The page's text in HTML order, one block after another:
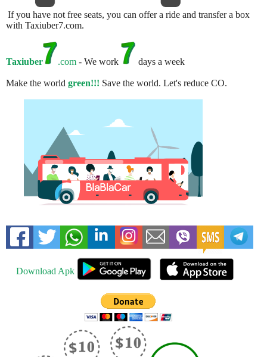
If you have not free seats, you can offer a ride and transfer a box
with Taxiuber7.com.
Taxiuber .com - We work days a week
Make the world green!!! Save the world. Let's reduce CO.
Download Apk